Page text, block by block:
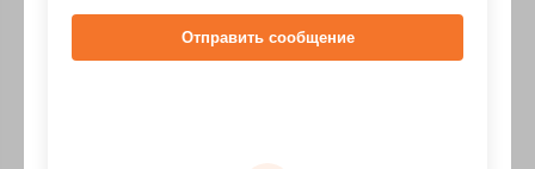
Отправить сообщение